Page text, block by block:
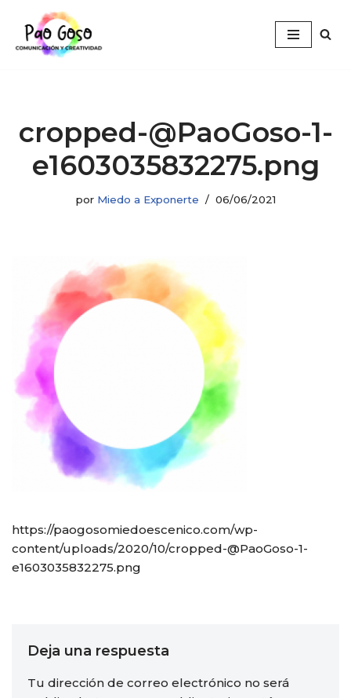
Saltar
cropped-@PaoGoso-1-
e1603035832275.png
por Miedo a Exponerte 06/06/2021
https://paogosomiedoescenico.com/wp-
content/uploads/2020/10/cropped-@PaoGoso-1-
e1603035832275.png
Deja una respuesta
Tu dirección de correo electrónico no será